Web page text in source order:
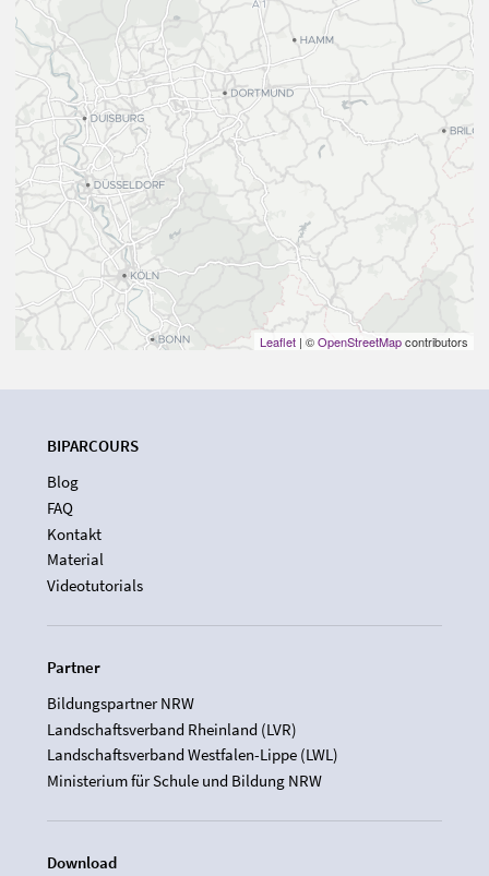
Leaflet | ©OpenStreetMapcontributors
BIPARCOURS
Blog
FAQ
Kontakt
Material
Videotutorials
Partner
Bildungspartner NRW
Landschaftsverband Rheinland (LVR)
Landschaftsverband Westfalen-Lippe (LWL)
Ministerium für Schule und Bildung NRW
Download